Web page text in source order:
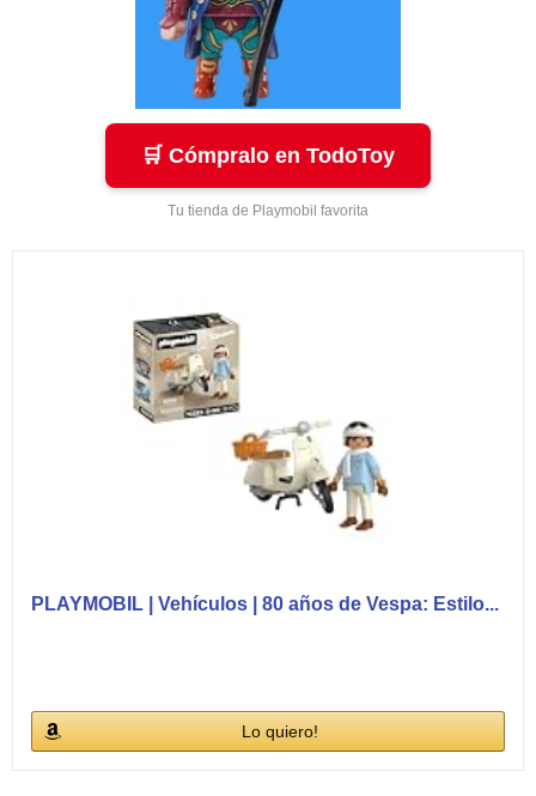
🛒 Cómpralo en TodoToy
Tu tienda de Playmobil favorita
PLAYMOBIL | Vehículos | 80 años de Vespa: Estilo...
Lo quiero!